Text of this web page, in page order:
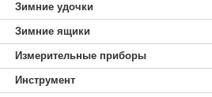
Зимние удочки
Зимние ящики
Измерительные приборы
Инструмент